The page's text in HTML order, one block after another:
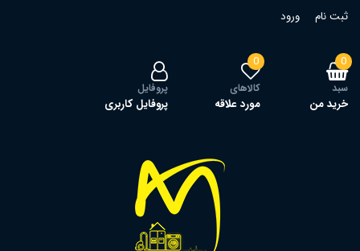
ثبت نام ورود
0
سبد
خرید من
0
کالاهای
مورد علاقه
پروفایل
پروفایل کاربری